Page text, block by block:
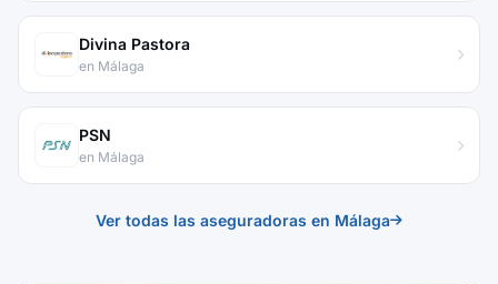
Divina Pastora
en Málaga
PSN
en Málaga
Ver todas las aseguradoras en Málaga